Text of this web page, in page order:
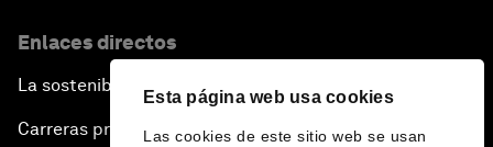
Esta página web usa cookies
Las cookies de este sitio web se usan
Enlaces directos
La sostenibilidad en el Foro
Carreras profesionales